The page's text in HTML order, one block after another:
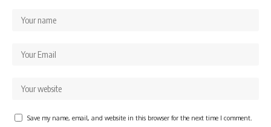
Save my name, email, and website in this browser for the next time I comment.